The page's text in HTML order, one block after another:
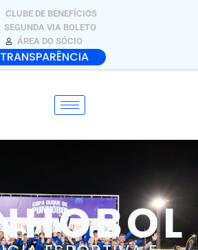
CLUBE DE BENEFÍCIOS
SEGUNDA VIA BOLETO
ÁREA DO SÓCIO
TRANSPARÊNCIA